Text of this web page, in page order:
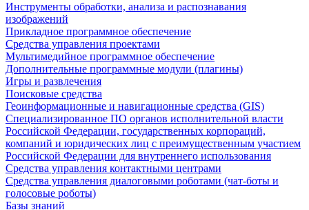
Инструменты обработки, анализа и распознавания
изображений
Прикладное программное обеспечение
Средства управления проектами
Мультимедийное программное обеспечение
Дополнительные программные модули (плагины)
Игры и развлечения
Поисковые средства
Геоинформационные и навигационные средства (GIS)
Специализированное ПО органов исполнительной власти
Российской Федерации, государственных корпораций,
компаний и юридических лиц с преимущественным участием
Российской Федерации для внутреннего использования
Средства управления контактными центрами
Средства управления диалоговыми роботами (чат-боты и
голосовые роботы)
Базы знаний